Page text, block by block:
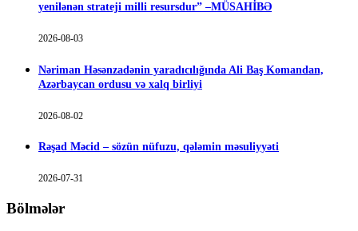
yenilənən strateji milli resursdur” –MÜSAHİBƏ
2026-08-03
Nəriman Həsənzadənin yaradıcılığında Ali Baş Komandan,
Azərbaycan ordusu və xalq birliyi
2026-08-02
Rəşad Məcid – sözün nüfuzu, qələmin məsuliyyəti
2026-07-31
Bölmələr